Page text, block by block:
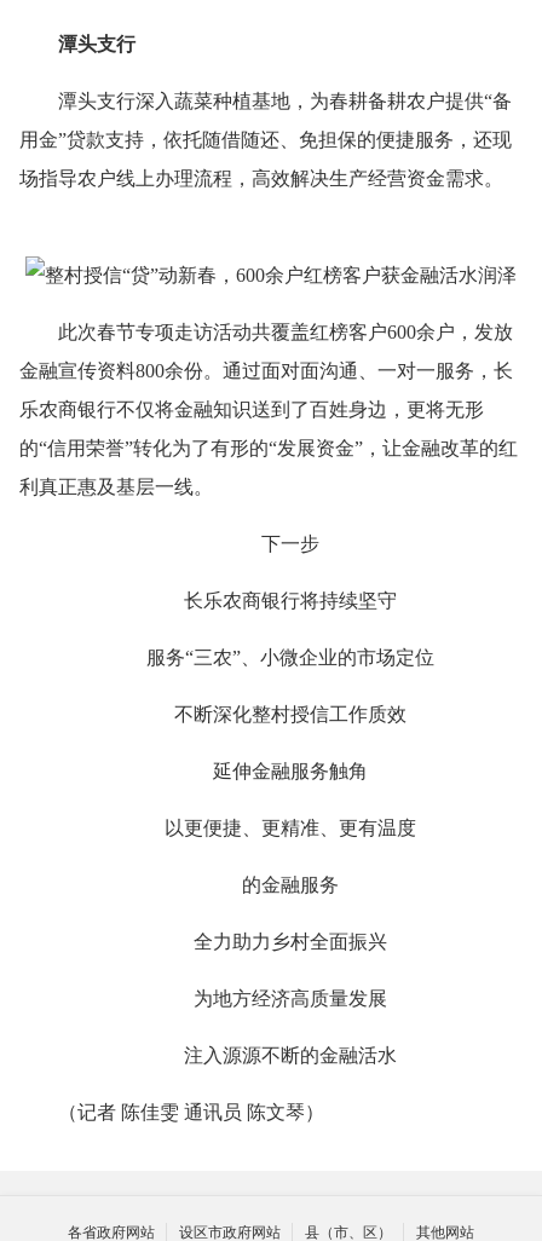
潭头支行
潭头支行深入蔬菜种植基地，为春耕备耕农户提供“备
用金”贷款支持，依托随借随还、免担保的便捷服务，还现
场指导农户线上办理流程，高效解决生产经营资金需求。
此次春节专项走访活动共覆盖红榜客户600余户，发放
金融宣传资料800余份。通过面对面沟通、一对一服务，长
乐农商银行不仅将金融知识送到了百姓身边，更将无形
的“信用荣誉”转化为了有形的“发展资金”，让金融改革的红
利真正惠及基层一线。
下一步
长乐农商银行将持续坚守
服务“三农”、小微企业的市场定位
不断深化整村授信工作质效
延伸金融服务触角
以更便捷、更精准、更有温度
的金融服务
全力助力乡村全面振兴
为地方经济高质量发展
注入源源不断的金融活水
（记者 陈佳雯 通讯员 陈文琴）
各省政府网站 设区市政府网站 县（市、区） 其他网站